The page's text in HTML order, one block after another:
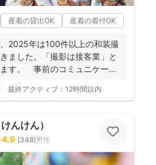
産着の貸出OK 産着の着付OK
2025年は100件以上の和装撮
ました。「撮影は接客業」と
す。 事前のコミュニケーシ
最終アクティブ： 12時間以内
んけん）
4.9 (348)男性